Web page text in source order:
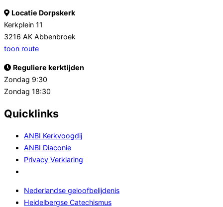
Locatie Dorpskerk
Kerkplein 11
3216 AK Abbenbroek
toon route
Reguliere kerktijden
Zondag 9:30
Zondag 18:30
Quicklinks
ANBI Kerkvoogdij
ANBI Diaconie
Privacy Verklaring
Nederlandse geloofbelijdenis
Heidelbergse Catechismus